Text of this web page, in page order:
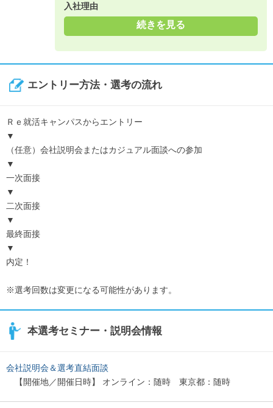
入社理由
続きを見る
エントリー方法・選考の流れ
Ｒｅ就活キャンパスからエントリー
▼
（任意）会社説明会またはカジュアル面談への参加
▼
一次面接
▼
二次面接
▼
最終面接
▼
内定！
※選考回数は変更になる可能性があります。
本選考セミナー・説明会情報
会社説明会＆選考直結面談
【開催地／開催日時】 オンライン：随時 東京都：随時